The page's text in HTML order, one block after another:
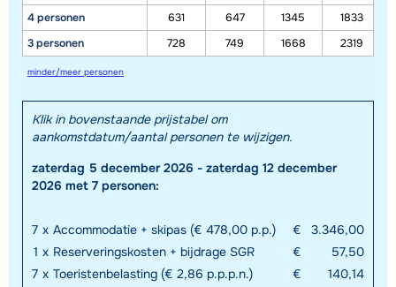
4 personen
3 personen
631 647 1345
1833
728
749 1668 2319
minder/meer personen
Klik in bovenstaande prijstabel om
aankomstdatum/aantal personen te wijzigen.
zaterdag 5 december 2026 - zaterdag 12 december
2026 met 7 personen:
7 x Accommodatie + skipas (€ 478,00 p.p.) €
3.346,00
1 x Reserveringskosten + bijdrage SGR €
57,50
7 x Toeristenbelasting (€ 2,86 p.p.p.n.) € 140,14